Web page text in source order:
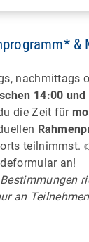
&
nachmittags
14:00 und
die Zeit für
teilnimmst.
an!
an
LEIPZIG